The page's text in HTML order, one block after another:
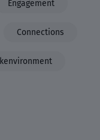
Engagement
Connections